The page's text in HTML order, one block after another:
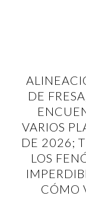
DE
VARIOS
DE 2026;
LOS
CÓMO